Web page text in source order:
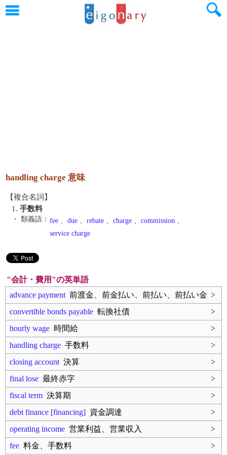
handling charge 意味
【複合名詞】
1. 手数料
・ 類義語： fee 、 due 、 rebate 、 charge 、 commission 、
service charge
"会計・費用"の英単語
advance payment 前渡金、前金払い、前払い、前払い金 >
convertible bonds payable 転換社債
>
hourly wage 時間給
>
handling charge 手数料
>
closing account 決算
>
final lose 最終赤字
>
fiscal term 決算期
>
debt finance [financing] 資金調達
>
operating income 営業利益、営業収入
>
fee 料金、手数料 >